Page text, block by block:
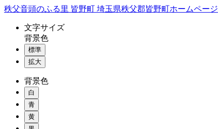
コ
秩父音頭のふる里 皆野町 埼玉県秩父郡皆野町ホームページ
文字サイズ
背景色
標準
拡大
背景色
白
青
黄